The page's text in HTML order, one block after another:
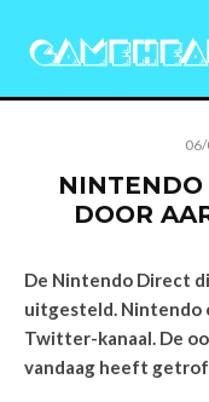
NINTENDO
DOOR
De Nintendo Direct
uitgesteld. Nintendo
Twitter-kanaal. De
vandaag heeft